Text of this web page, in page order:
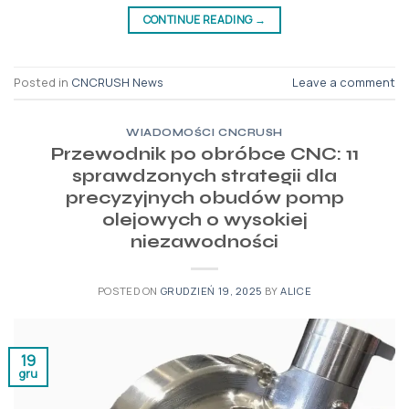
CONTINUE READING →
Posted in CNCRUSH News Leave a comment
WIADOMOŚCI CNCRUSH
Przewodnik po obróbce CNC: 11
sprawdzonych strategii dla
precyzyjnych obudów pomp
olejowych o wysokiej
niezawodności
POSTED ON GRUDZIEŃ 19, 2025 BYALICE
19
gru